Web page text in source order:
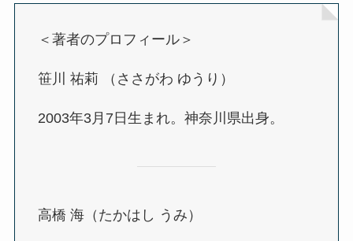
＜著者のプロフィール＞
笹川 祐莉 （ささがわ ゆうり）
2003年3月7日生まれ。神奈川県出身。
高橋 海（たかはし うみ）